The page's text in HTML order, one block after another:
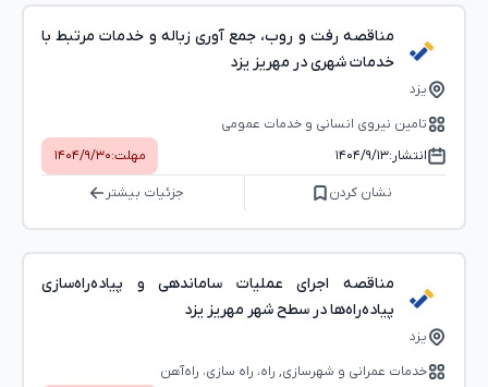
مناقصه رفت و روب، جمع آوری زباله و خدمات مرتبط با
خدمات شهری در مهریز یزد
یزد
تامین نیروی انسانی و خدمات عمومی
انتشار:۱۴۰۴/۹/۱۳ مهلت:۱۴۰۴/۹/۳۰
نشان کردن جزئیات بیشتر
مناقصه اجرای عملیات ساماندهی و پیاده‌راه‌سازی
پیاده‌راه‌ها در سطح شهر مهریز یزد
یزد
خدمات عمرانی و شهرسازی, راه، راه‌ سازی، راه‌آهن